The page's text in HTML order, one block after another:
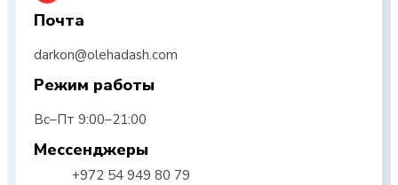
Почта
darkon@olehadash.com
Режим работы
Вс–Пт 9:00–21:00
Мессенджеры
+972 54 949 80 79